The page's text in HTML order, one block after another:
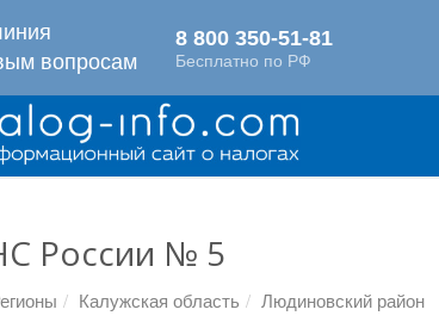
России № 5
Калужская область Людиновский район